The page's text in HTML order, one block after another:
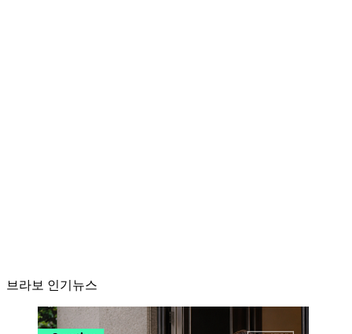
브라보 인기뉴스